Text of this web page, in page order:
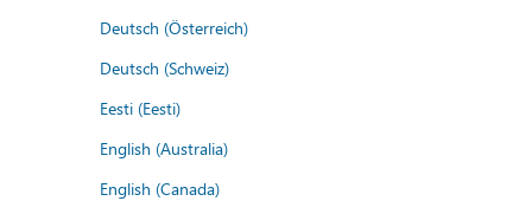
Deutsch (Österreich)
Deutsch (Schweiz)
Eesti (Eesti)
English (Australia)
English (Canada)